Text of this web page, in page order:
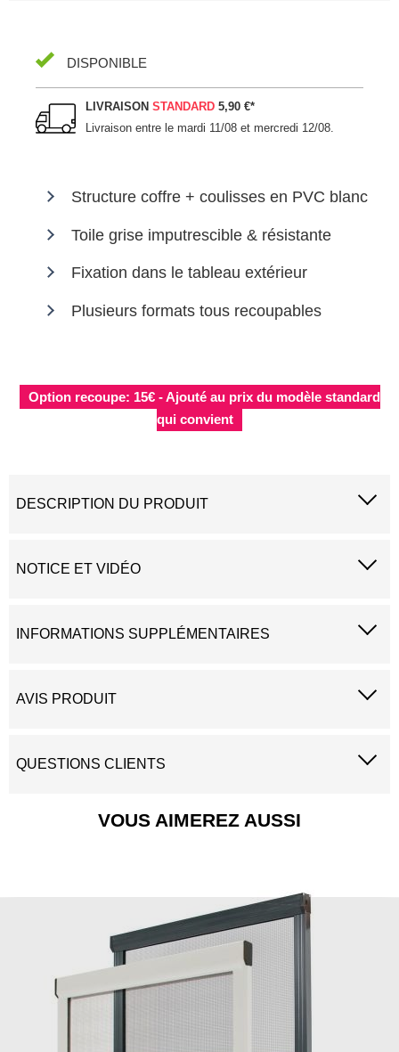
DISPONIBLE
LIVRAISONSTANDARD 5,90 €*
Livraison entre lemardi 11/08 et mercredi 12/08.
Structure coffre + coulisses en PVC blanc
Toile grise imputrescible & résistante
Fixation dans le tableau extérieur
Plusieurs formats tous recoupables
Option recoupe: 15€ - Ajouté au prix du modèle standard
qui convient
DESCRIPTION DU PRODUIT
NOTICE ET VIDÉO
INFORMATIONS SUPPLÉMENTAIRES
AVIS PRODUIT
QUESTIONS CLIENTS
VOUS AIMEREZ AUSSI